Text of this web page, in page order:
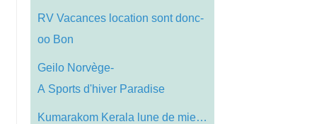
RV Vacances location sont donc-
oo Bon
Geilo Norvège-
A Sports d'hiver Paradise
Kumarakom Kerala lune de miel Vacances